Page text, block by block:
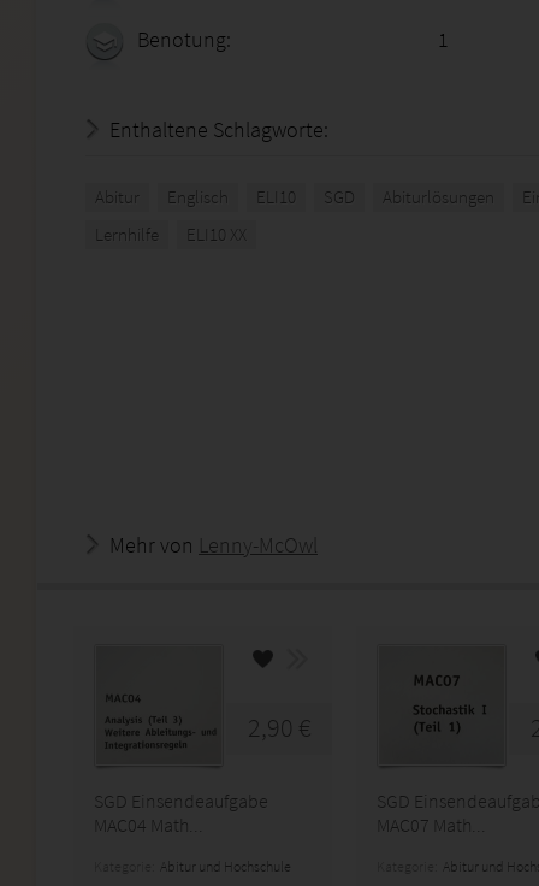
Benotung: 1
Enthaltene Schlagworte:
Abitur Englisch ELI10 SGD Abiturlösungen
Lernhilfe
ELI10 XX
Mehr von Lenny-McOwl
2,90 €
SGD Einsendeaufgabe
MAC04 Math...
Abitur und Hochschule
SGD
MAC07 Math...
Abitur und